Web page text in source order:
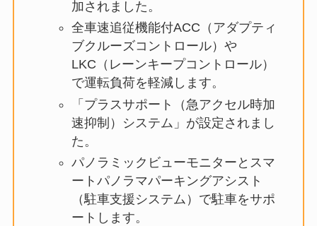
加されました。
全車速追従機能付ACC（アダプティ
ブクルーズコントロール）や
LKC（レーンキープコントロール）
で運転負荷を軽減します。
「プラスサポート（急アクセル時加
速抑制）システム」が設定されまし
た。
パノラミックビューモニターとスマ
ートパノラマパーキングアシスト
（駐車支援システム）で駐車をサポ
ートします。